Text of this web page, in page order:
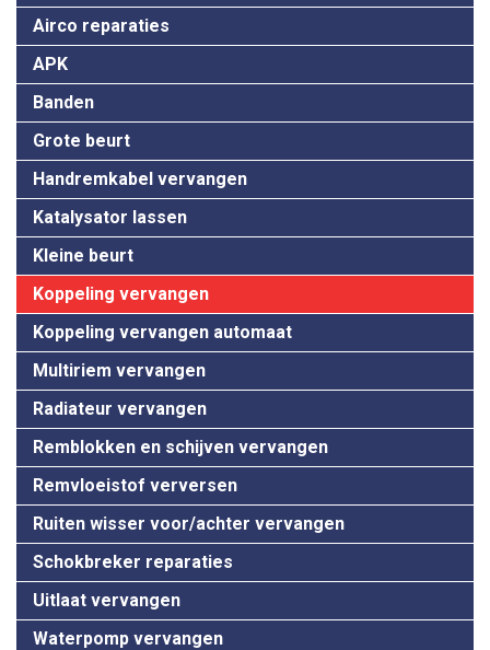
Airco reparaties
APK
Banden
Grote beurt
Handremkabel vervangen
Katalysator lassen
Kleine beurt
Koppeling vervangen
Koppeling vervangen automaat
Multiriem vervangen
Radiateur vervangen
Remblokken en schijven vervangen
Remvloeistof verversen
Ruiten wisser voor/achter vervangen
Schokbreker reparaties
Uitlaat vervangen
Waterpomp vervangen